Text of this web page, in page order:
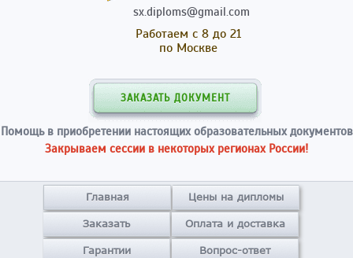
sx.diploms@gmail.com
Работаем с 8 до 21
по Москве
ЗАКАЗАТЬ ДОКУМЕНТ
Помощь в приобретении настоящих образовательных документов
Закрываем сессии в некоторых регионах России!
Главная Цены на дипломы
Заказать Оплата и доставка
Гарантии Вопрос-ответ